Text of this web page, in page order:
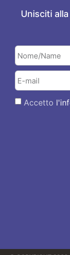
Unisciti
Accetto